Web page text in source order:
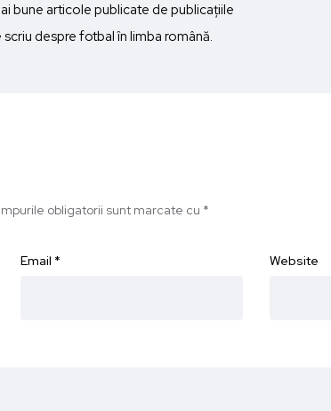
bune articole publicate de publicațiile
despre fotbal în limba română.
obligatorii sunt marcate cu *
Email * Website